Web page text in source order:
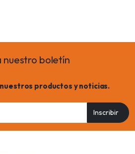
nuestro boletín
productos y noticias.
Inscribir